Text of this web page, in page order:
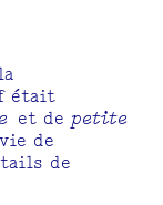
était
et de petite
de
de